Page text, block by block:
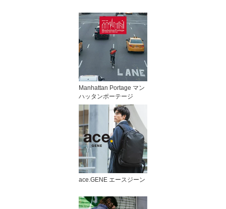
Manhattan Portage マン
ハッタンポーテージ
ace.GENE エースジーン